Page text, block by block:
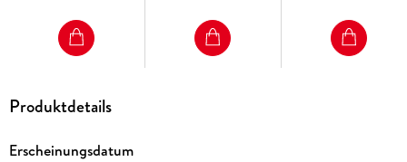
Produktdetails
Erscheinungsdatum